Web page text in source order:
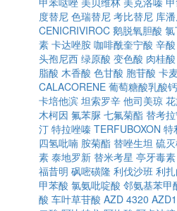
度替尼 色瑞替尼 考比替尼 库
CENICRIVIROC 鹅脱氧胆酸
素 卡达唑胺 咖啡酰奎宁酸 辛酸
头孢尼西 绿原酸 变色酸 肉桂酸
脂酸 木香酸 色甘酸 胞苷酸 卡
CALACORENE 葡萄糖酸乳酸钙
卡培他滨 坦索罗辛 他司美琼
木柯因 氟苯脲 七氟菊酯 替考
汀 特拉唑嗪 TERFUBOXON 特
四氢吡喃 胺菊酯 替唑生坦 硫
素 泰地罗新 替米考星 亭牙毒素
福昔明 砜嘧磺隆 利伐沙班 利
甲苯酸 氯氨吡啶酸 邻氨基苯甲
酸 车叶草苷酸 AZD 4320